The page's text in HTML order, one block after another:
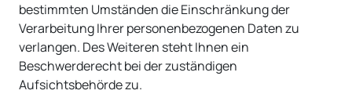
bestimmten Umständen die Einschränkung der
Verarbeitung Ihrer personenbezogenen Daten zu
verlangen. Des Weiteren steht Ihnen ein
Beschwerderecht bei der zuständigen
Aufsichtsbehörde zu.